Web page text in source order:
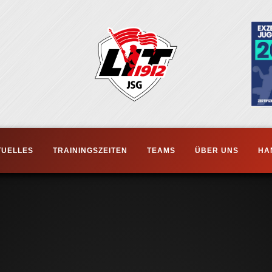
TRAININGSZEITEN TEAMS ÜBER UNS